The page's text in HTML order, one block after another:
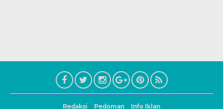
Redaksi Pedoman Info Iklan